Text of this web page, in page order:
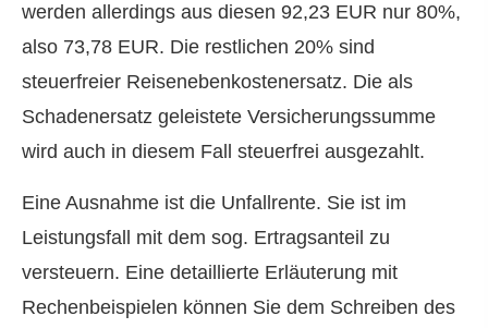
werden allerdings aus diesen 92,23 EUR nur 80%,
also 73,78 EUR. Die restlichen 20% sind
steuerfreier Reisenebenkostenersatz. Die als
Schadenersatz geleistete Versicherungssumme
wird auch in diesem Fall steuerfrei ausgezahlt.
Eine Ausnahme ist die Unfallrente. Sie ist im
Leistungsfall mit dem sog. Ertragsanteil zu
versteuern. Eine detaillierte Erläuterung mit
Rechenbeispielen können Sie dem Schreiben des